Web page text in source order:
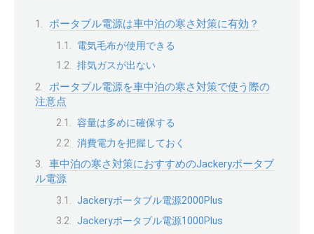
ポータブル電源は車中泊の寒さ対策に有効？
電気毛布が使用できる
排気ガスが出ない
ポータブル電源を車中泊の寒さ対策で使う際の
注意点
容量は多めに確保する
消費電力を把握しておく
車中泊の寒さ対策におすすめのJackeryポータブ
ル電源
Jackeryポータブル電源2000Plus
Jackeryポータブル電源1000Plus